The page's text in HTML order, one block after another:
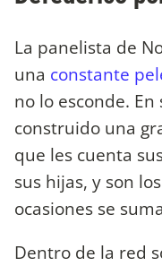
La panelista de
una constante
no lo esconde.
construido una
que les cuenta
sus hijas, y son
ocasiones se
Dentro de la red